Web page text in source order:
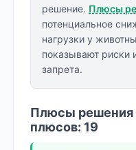
решение. Плюсы
потенциальное
нагрузки у
показывают риски
запрета.
Плюсы решения
плюсов: 19